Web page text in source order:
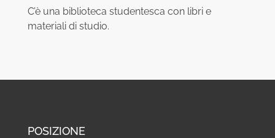
C’è una biblioteca studentesca con libri e
materiali di studio.
POSIZIONE